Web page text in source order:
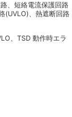
、短絡電流保護回路
(UVLO)、熱遮断回路
、TSD 動作時エラ